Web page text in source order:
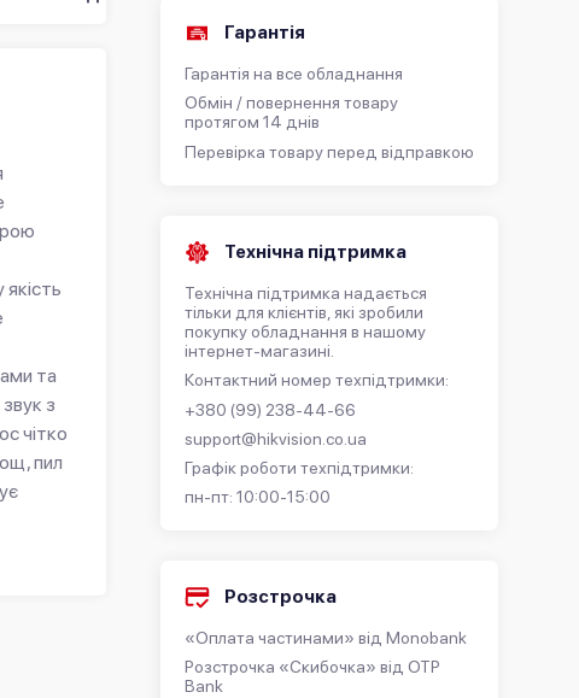
Гарантія
Гарантія на все обладнання
Обмін / повернення товару
протягом 14 днів
Перевірка товару перед відправкою
Технічна підтримка
Технічна підтримка надається
тільки для клієнтів, які зробили
покупку обладнання в нашому
інтернет-магазині.
Контактний номер техпідтримки:
+380 (99) 238-44-66
support@hikvision.co.ua
Графік роботи техпідтримки:
пн-пт: 10:00-15:00
Розстрочка
«Оплата частинами» від Monobank
Розстрочка «Скибочка» від OTP
Bank
та
з
чітко
пил